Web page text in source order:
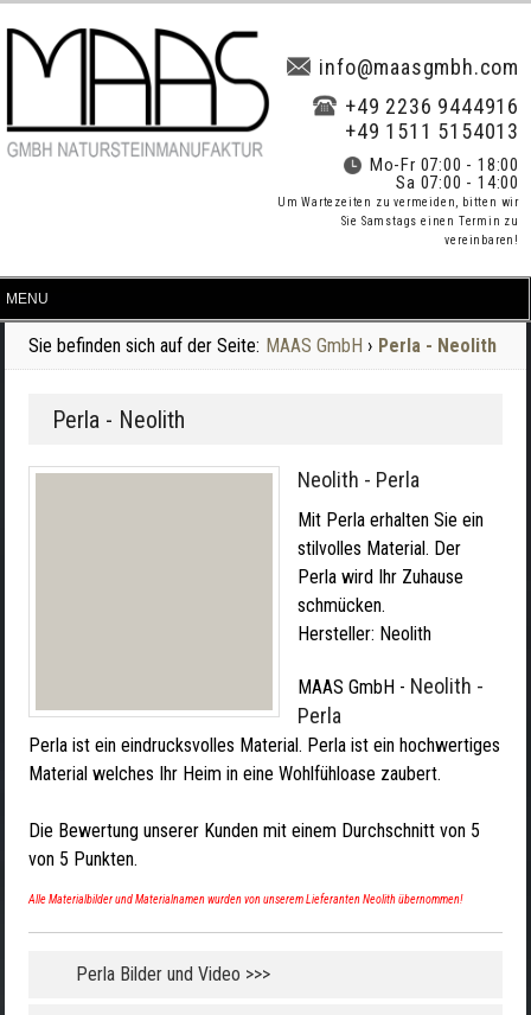
info@maasgmbh.com
+49 2236 9444916
+49 1511 5154013
Mo-Fr 07:00 - 18:00
Sa 07:00 - 14:00
Um Wartezeiten zu vermeiden, bitten wir
Sie Samstags einen Termin zu
vereinbaren!
Sie befinden sich auf der Seite: MAAS GmbH › Perla - Neolith
Perla - Neolith
Neolith - Perla
Mit Perla erhalten Sie ein
stilvolles Material. Der
Perla wird Ihr Zuhause
schmücken.
Hersteller: Neolith
MAAS GmbH - Neolith -
Perla
Perla ist ein eindrucksvolles Material. Perla ist ein hochwertiges
Material welches Ihr Heim in eine Wohlfühloase zaubert.
Die Bewertung unserer Kunden mit einem Durchschnitt von 5
von 5 Punkten.
Alle Materialbilder und Materialnamen wurden von unserem Lieferanten Neolith übernommen!
Perla Bilder und Video >>>